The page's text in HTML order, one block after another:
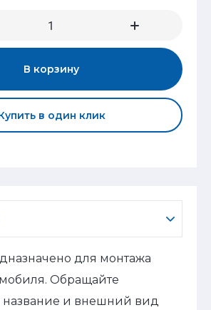
В корзину
в один клик
для монтажа
Обращайте
и внешний вид